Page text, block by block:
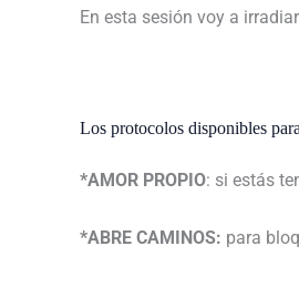
En esta sesión voy a
Los protocolos disponibles
*AMOR PROPIO: si estás
*ABRE CAMINOS: para